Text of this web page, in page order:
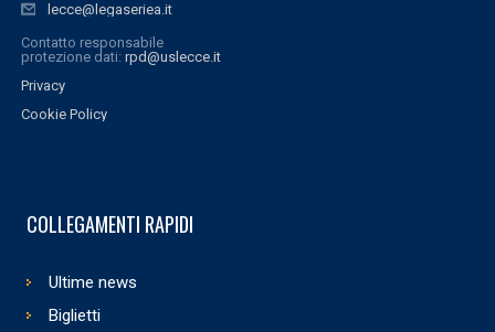
lecce@legaseriea.it
Contatto responsabile
protezione dati: rpd@uslecce.it
Privacy
Cookie Policy
COLLEGAMENTI RAPIDI
Ultime news
Biglietti